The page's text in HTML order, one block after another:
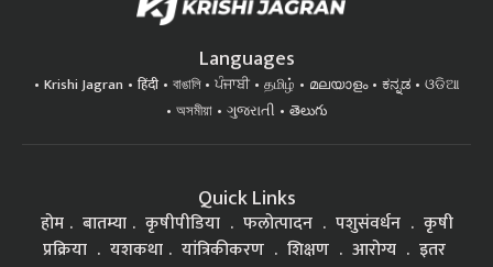
Languages
Krishi Jagran हिंदी বাঙালি ਪੰਜਾਬੀ தமிழ் മലയാളം ಕನ್ನಡ
ଓଡିଆ
অসমীয়া
ગુજરાતી తెలుగు
Quick Links
होम बातम्या कृषीपीडिया फलोत्पादन पशुसंवर्धन
कृषी
प्रक्रिया
यशकथा यांत्रिकीकरण शिक्षण आरोग्य इतर